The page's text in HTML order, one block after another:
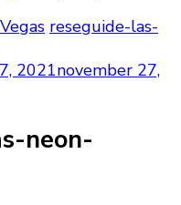
reseguide-las-
2021november 27,
neon-